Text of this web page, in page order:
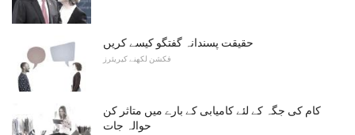
حقیقت پسندانہ گفتگو کیسے کریں
فکشن لکھنے کیریئرز
کام کی جگہ کے لئے کامیابی کے بارے میں متاثر کن
حوالہ جات